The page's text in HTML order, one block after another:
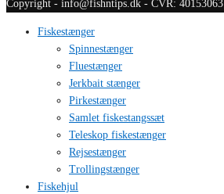
Copyright - info@fishntips.dk - CVR: 40153063
Fiskestænger
Spinnestænger
Fluestænger
Jerkbait stænger
Pirkestænger
Samlet fiskestangssæt
Teleskop fiskestænger
Rejsestænger
Trollingstænger
Fiskehjul